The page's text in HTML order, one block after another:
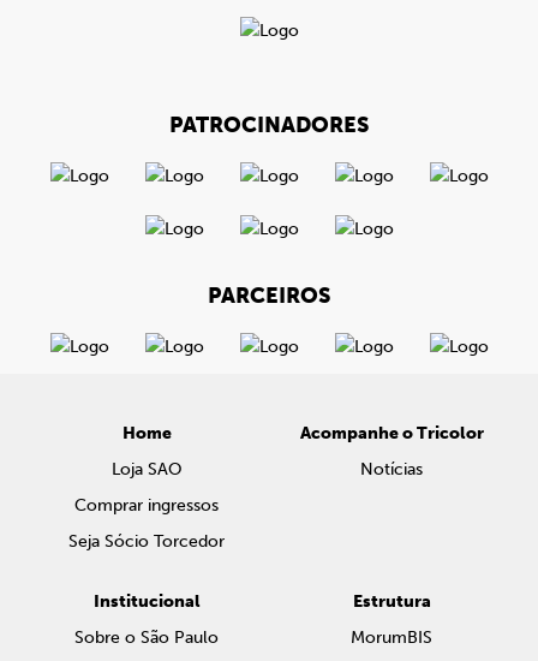
PATROCINADORES
PARCEIROS
Home
Loja SAO
Comprar ingressos
Seja Sócio Torcedor
Acompanhe o Tricolor
Notícias
Institucional
Sobre o São Paulo
Estrutura
MorumBIS